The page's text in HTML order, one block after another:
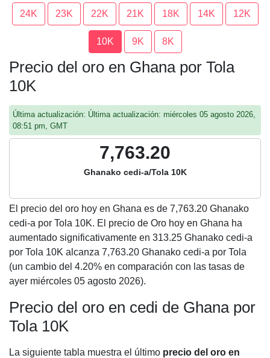
24K 23K 22K 21K 18K 14K 12K
10K 9K 8K
Precio del oro en Ghana por Tola
10K
Última actualización: Última actualización: miércoles 05 agosto 2026,
08:51 pm, GMT
7,763.20
Ghanako cedi-a/Tola 10K
El precio del oro hoy en Ghana es de 7,763.20 Ghanako
cedi-a por Tola 10K. El precio de Oro hoy en Ghana ha
aumentado significativamente en 313.25 Ghanako cedi-a
por Tola 10K alcanza 7,763.20 Ghanako cedi-a por Tola
(un cambio del 4.20% en comparación con las tasas de
ayer miércoles 05 agosto 2026).
Precio del oro en cedi de Ghana por
Tola 10K
La siguiente tabla muestra el último precio del oro en